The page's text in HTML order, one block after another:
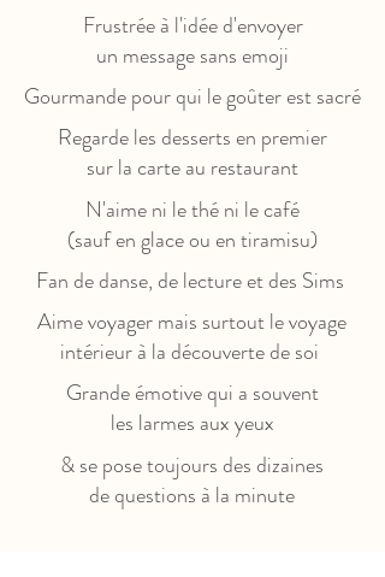
Frustrée à l'idée d'envoyer
un message sans emoji
Gourmande pour qui le goûter est sacré
Regarde les desserts en premier
sur la carte au restaurant
N'aime ni le thé ni le café
(sauf en glace ou en tiramisu)
Fan de danse, de lecture et des Sims
Aime voyager mais surtout le voyage
intérieur à la découverte de soi
Grande émotive qui a souvent
les larmes aux yeux
& se pose toujours des dizaines
de questions à la minute